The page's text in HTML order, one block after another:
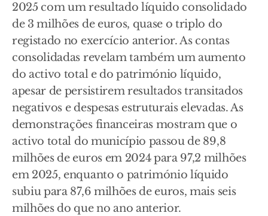
2025 com um resultado líquido consolidado
de 3 milhões de euros, quase o triplo do
registado no exercício anterior. As contas
consolidadas revelam também um aumento
do activo total e do património líquido,
apesar de persistirem resultados transitados
negativos e despesas estruturais elevadas. As
demonstrações financeiras mostram que o
activo total do município passou de 89,8
milhões de euros em 2024 para 97,2 milhões
em 2025, enquanto o património líquido
subiu para 87,6 milhões de euros, mais seis
milhões do que no ano anterior.